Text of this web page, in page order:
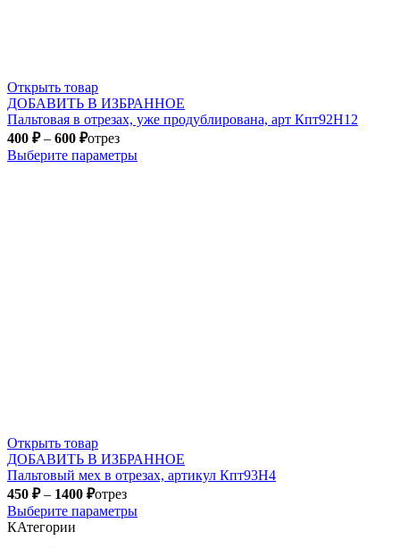
Открыть товар
ДОБАВИТЬ В ИЗБРАННОЕ
Пальтовая в отрезах, уже продублирована, арт Кпт92Н12
400 ₽– 600 ₽отрез
Выберите параметры
Открыть товар
ДОБАВИТЬ В ИЗБРАННОЕ
Пальтовый мех в отрезах, артикул Кпт93Н4
450 ₽– 1400 ₽отрез
Выберите параметры
КАтегории